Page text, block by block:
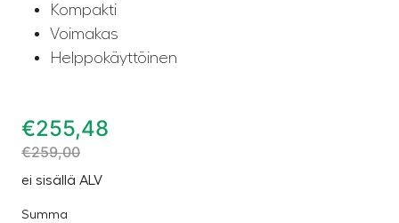
Kompakti
Voimakas
Helppokäyttöinen
€255,48
€259,00
ei sisällä ALV
Summa